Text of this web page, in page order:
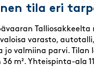
tila eri
varasto,
jo valmiina parvi.
m². Yhteispinta-ala